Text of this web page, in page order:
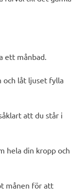
ett månbad.
och låt ljuset fylla
att du står i
hela din kropp och
månen för att